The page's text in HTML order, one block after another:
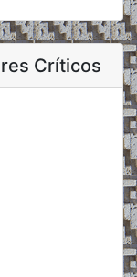
Críticos